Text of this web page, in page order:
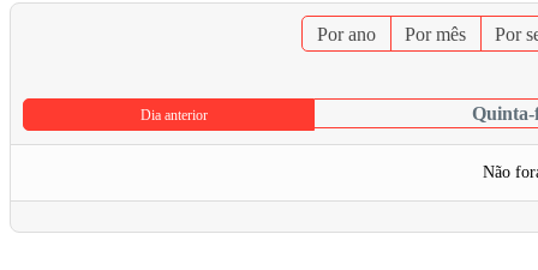
Por ano Por mês Por
Dia anterior Quinta-
Não